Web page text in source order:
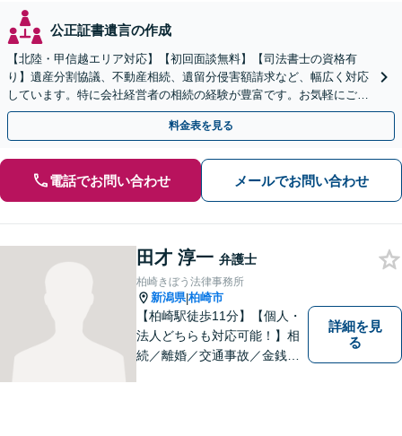
公正証書遺言の作成
【北陸・甲信越エリア対応】【初回面談無料】【司法書士の資格有
り】遺産分割協議、不動産相続、遺留分侵害額請求など、幅広く対応
しています。特に会社経営者の相続の経験が豊富です。お気軽にご相
談ください。【休日・夜間面談可】【オンライン面談可】
料金表を見る
電話でお問い合わせ メールでお問い合わせ
田才 淳一 弁護士
柏崎きぼう法律事務所
新潟県|柏崎市
【柏崎駅徒歩11分】【個人・
法人どちらも対応可能！】相
続／離婚／交通事故／金銭ト
詳細を見
る